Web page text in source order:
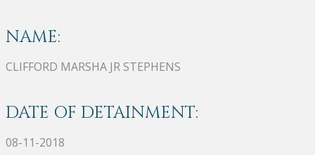
NAME:
CLIFFORD MARSHA JR STEPHENS
DATE OF DETAINMENT:
08-11-2018